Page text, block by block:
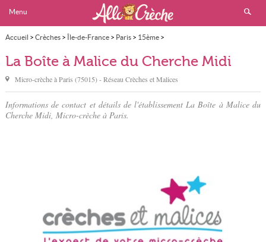
Menu
Accueil > Crèches> Île-de-France> Paris> 15ème>
La Boîte à Malice du Cherche Midi
La Boîte à Malice du Cherche Midi
Micro-crèche àParis (75015) - Réseau Crèches et Malices
Informations de contact et détails de l'établissement La Boîte à Malice du
Cherche Midi, Micro-crèche à Paris.